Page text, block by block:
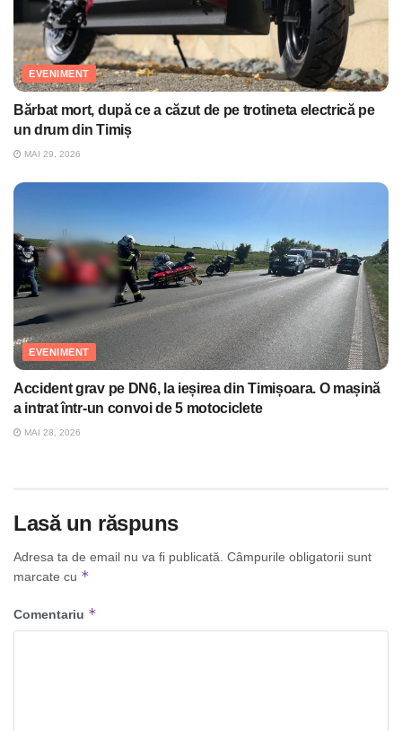
EVENIMENT
Bărbat mort, după ce a căzut de pe trotineta electrică pe
un drum din Timiș
MAI 29, 2026
EVENIMENT
Accident grav pe DN6, la ieșirea din Timișoara. O mașină
a intrat într-un convoi de 5 motociclete
MAI 28, 2026
Lasă un răspuns
Adresa ta de email nu va fi publicată. Câmpurile obligatorii sunt
marcate cu *
Comentariu *